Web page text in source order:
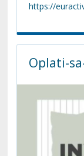
https://
Oplati-